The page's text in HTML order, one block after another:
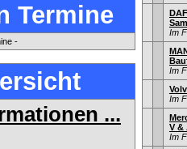
Termine
-
...
Im
Im
Im
V &
Im